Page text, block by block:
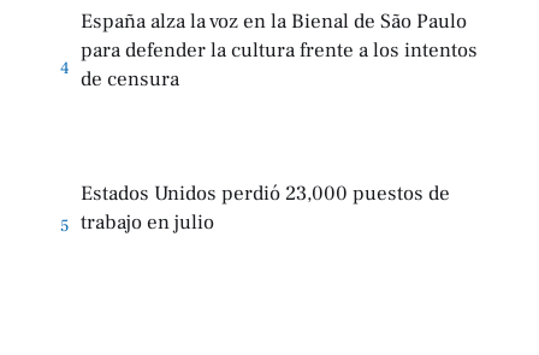
4
España alza la voz en la Bienal de São Paulo
para defender la cultura frente a los intentos
de censura
5
Estados Unidos perdió 23,000 puestos de
trabajo en julio